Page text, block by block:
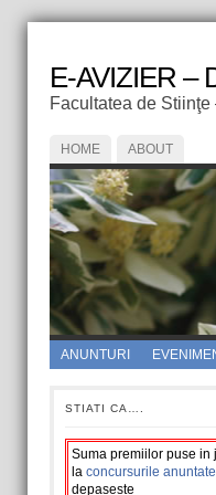
E-AVIZIER –
Facultatea de
HOME ABOUT
ANUNTURI
STIATI CA….
Suma premiilor puse in
la concursurile anuntate
depaseste